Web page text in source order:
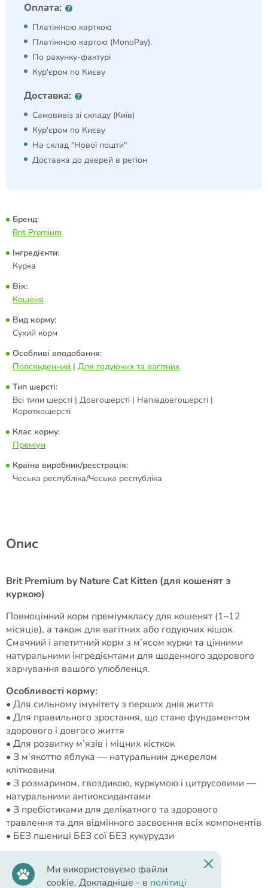
Оплата:
Платіжною карткою
Платіжною картою (MonoPay).
По рахунку-фактурі
Кур'єром по Києву
Доставка:
Самовивіз зі складу (Київ)
Кур'єром по Києву
На склад "Нової пошти"
Доставка до дверей в регіон
Бренд:
Brit Premium
Інгредієнти:
Курка
Вік:
Кошеня
Вид корму:
Сухий корм
Особливі вподобання:
Повсякденний | Для годуючих та вагітних
Тип шерсті:
Всі типи шерсті | Довгошерсті | Напівдовгошерсті |
Короткошерсті
Клас корму:
Преміум
Країна виробник/реєстрація:
Чеська республіка/Чеська республіка
Опис
Brit Premium by Nature Cat Kitten (для кошенят з
куркою)
Повноцінний корм преміумкласу для кошенят (1–12
місяців), а також для вагітних або годуючих кішок.
Смачний і апетитний корм з м’ясом курки та цінними
натуральними інгредієнтами для щоденного здорового
харчування вашого улюбленця.
Особливості корму:
• Для сильному імунітету з перших днів життя
• Для правильного зростання, що стане фундаментом
здорового і довгого життя
• Для розвитку м’язів і міцних кісткок
• З м’якоттю яблука — натуральним джерелом
клітковини
• З розмарином, гвоздикою, куркумою і цитрусовими —
натуральними антиоксидантами
• З пребіотиками для делікатного та здорового
травлення та для відмінного засвоєння всіх компонентів
• БЕЗ пшениці БЕЗ сої БЕЗ кукурудзи
Ми використовуємо файли
cookie. Докладніше - в політиці